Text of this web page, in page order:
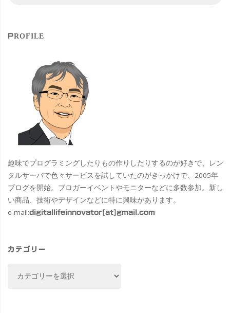
PROFILE
趣味でプログラミングしたりもの作りしたりするのが好きで、レン
タルサーバで色々サービスを試していたのがきっかけで、2005年
ブログを開始。ブロガーイベントやモニターなどに多数参加。新し
い商品、技術やデザインなどに特に興味があります。
e-mail:digitallifeinnovator[at]gmail.com
カテゴリー